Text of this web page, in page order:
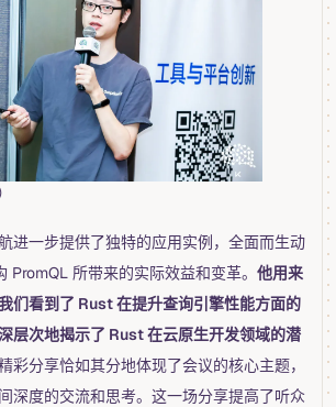
进一步提供了独特的应用实例，全面而生动
PromQL 所带来的实际效益和变革。 他用来
们看到了 Rust 在提升查询引擎性能方面的
层次地揭示了 Rust 在云原生开发领域的潜
彩分享恰如其分地体现了会议的核心主题，
深度的交流和思考。这一场分享提高了听众